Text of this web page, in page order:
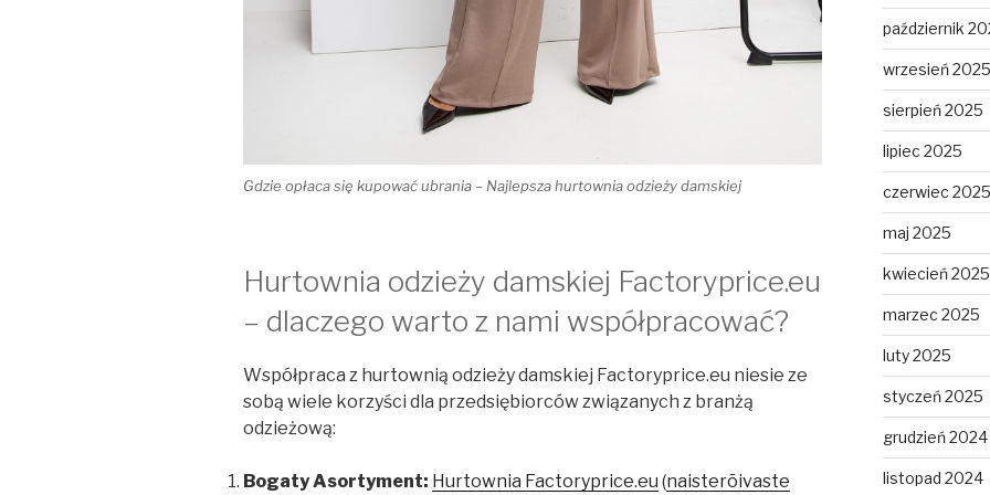
Gdzie opłaca się kupować ubrania – Najlepsza hurtownia odzieży damskiej
Hurtownia odzieży damskiej Factoryprice.eu
– dlaczego warto z nami współpracować?
Współpraca z hurtownią odzieży damskiej Factoryprice.eu niesie ze
sobą wiele korzyści dla przedsiębiorców związanych z branżą
odzieżową:
Bogaty Asortyment: Hurtownia Factoryprice.eu (naisterõivaste
październik
wrzesień 2025
sierpień 2025
lipiec 2025
czerwiec 2025
maj 2025
kwiecień 2025
marzec 2025
luty 2025
styczeń 2025
grudzień 2024
listopad 2024